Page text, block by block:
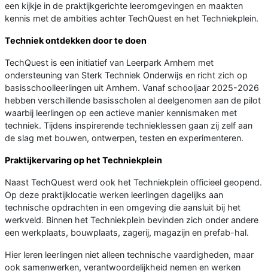
een kijkje in de praktijkgerichte leeromgevingen en maakten
kennis met de ambities achter TechQuest en het Techniekplein.
Techniek ontdekken door te doen
TechQuest is een initiatief van Leerpark Arnhem met
ondersteuning van Sterk Techniek Onderwijs en richt zich op
basisschoolleerlingen uit Arnhem. Vanaf schooljaar 2025-2026
hebben verschillende basisscholen al deelgenomen aan de pilot
waarbij leerlingen op een actieve manier kennismaken met
techniek. Tijdens inspirerende technieklessen gaan zij zelf aan
de slag met bouwen, ontwerpen, testen en experimenteren.
Praktijkervaring op het Techniekplein
Naast TechQuest werd ook het Techniekplein officieel geopend.
Op deze praktijklocatie werken leerlingen dagelijks aan
technische opdrachten in een omgeving die aansluit bij het
werkveld. Binnen het Techniekplein bevinden zich onder andere
een werkplaats, bouwplaats, zagerij, magazijn en prefab-hal.
Hier leren leerlingen niet alleen technische vaardigheden, maar
ook samenwerken, verantwoordelijkheid nemen en werken